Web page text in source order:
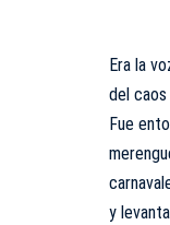
Era la
del
Fue
y